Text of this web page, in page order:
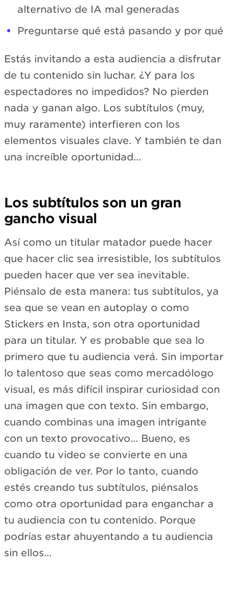
alternativo de IA mal generadas
Preguntarse qué está pasando y por qué
Estás invitando a esta audiencia a disfrutar
de tu contenido sin luchar. ¿Y para los
espectadores no impedidos? No pierden
nada y ganan algo. Los subtítulos (muy,
muy raramente) interfieren con los
elementos visuales clave. Y también te dan
una increíble oportunidad...
Los subtítulos son un gran
gancho visual
Así como un titular matador puede hacer
que hacer clic sea irresistible, los subtítulos
pueden hacer que ver sea inevitable.
Piénsalo de esta manera: tus subtítulos, ya
sea que se vean en autoplay o como
Stickers en Insta, son otra oportunidad
para un titular. Y es probable que sea lo
primero que tu audiencia verá. Sin importar
lo talentoso que seas como mercadólogo
visual, es más difícil inspirar curiosidad con
una imagen que con texto. Sin embargo,
cuando combinas una imagen intrigante
con un texto provocativo... Bueno, es
cuando tu video se convierte en una
obligación de ver. Por lo tanto, cuando
estés creando tus subtítulos, piénsalos
como otra oportunidad para enganchar a
tu audiencia con tu contenido. Porque
podrías estar ahuyentando a tu audiencia
sin ellos...